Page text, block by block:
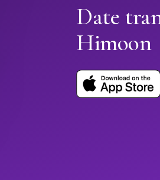
Date
Himoon